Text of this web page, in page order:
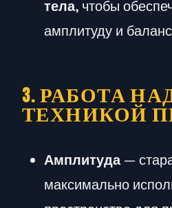
тела, чтобы
амплитуду и
3. РАБОТА
ТЕХНИКОЙ
Амплитуда—
максимально